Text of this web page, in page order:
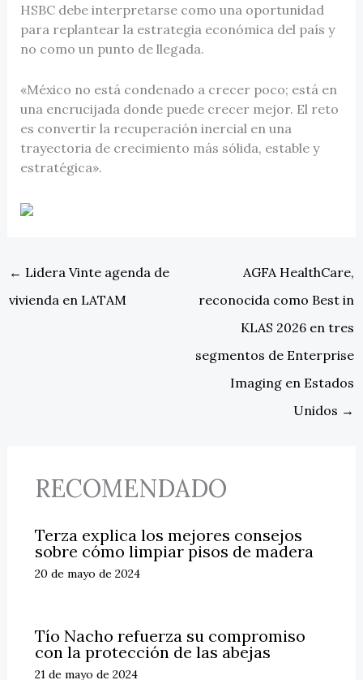
HSBC debe interpretarse como una oportunidad
para replantear la estrategia económica del país y
no como un punto de llegada.
«México no está condenado a crecer poco; está en
una encrucijada donde puede crecer mejor. El reto
es convertir la recuperación inercial en una
trayectoria de crecimiento más sólida, estable y
estratégica».
← Lidera Vinte agenda de
vivienda en LATAM
AGFA HealthCare,
reconocida como Best in
KLAS 2026 en tres
segmentos de Enterprise
Imaging en Estados
Unidos →
RECOMENDADO
Terza explica los mejores consejos
sobre cómo limpiar pisos de madera
20 de mayo de 2024
Tío Nacho refuerza su compromiso
con la protección de las abejas
21 de mayo de 2024